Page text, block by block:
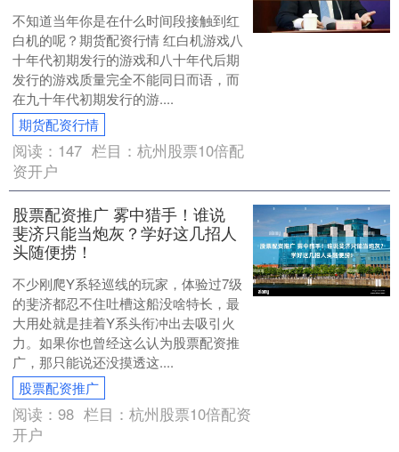
不知道当年你是在什么时间段接触到红
白机的呢？期货配资行情 红白机游戏八
十年代初期发行的游戏和八十年代后期
发行的游戏质量完全不能同日而语，而
在九十年代初期发行的游....
期货配资行情
阅读： 147 栏目：杭州股票10倍配
资开户
股票配资推广 雾中猎手！谁说
斐济只能当炮灰？学好这几招人
头随便捞！
不少刚爬Y系轻巡线的玩家，体验过7级
的斐济都忍不住吐槽这船没啥特长，最
大用处就是挂着Y系头衔冲出去吸引火
力。如果你也曾经这么认为股票配资推
广，那只能说还没摸透这....
股票配资推广
阅读：98 栏目：杭州股票10倍配资
开户